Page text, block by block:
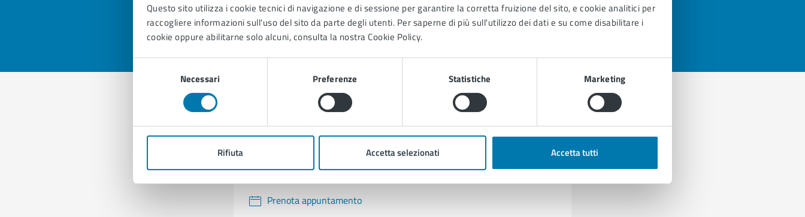
Questo sito utilizza i cookie tecnici di navigazione e di sessione per garantire la corretta fruizione del sito, e cookie analitici per
raccogliere informazioni sull'uso del sito da parte degli utenti. Per saperne di più sull'utilizzo dei dati e su come disabilitare i
cookie oppure abilitarne solo alcuni, consulta la nostra Cookie Policy.
Necessari Preferenze Statistiche Marketing
Rifiuta Accetta selezionati Accetta tutti
Valuta 5 stelle su 5
Valuta 4 stelle su 5
Valuta 3 stelle su 5
Valuta 2 stelle su 5
Valuta 1 stelle su 5
Contatta il comune
Leggi le domande frequenti
Richiedi assistenza
Prenota appuntamento